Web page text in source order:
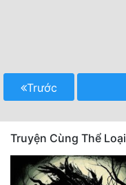
Trước
Truyện Cùng Thể Loại